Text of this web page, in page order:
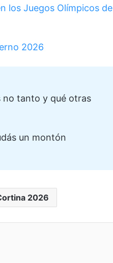
los Juegos Olímpicos de
2026
no tanto y qué otras
un montón
2026